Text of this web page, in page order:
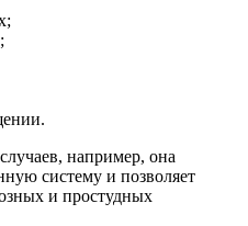
например, она
систему и позволяет
и простудных